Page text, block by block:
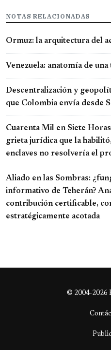
NOTAS RELACIONADAS
Ormuz: la arquitectura del
Venezuela: anatomía de
Descentralización y
que Colombia envía desde
Cuarenta Mil en Siete
grieta jurídica que la
enclaves no resolvería el
Aliado en las Sombras:
informativo de Teherán?
contribución certificable,
estratégicamente acotada
© 2004-2026